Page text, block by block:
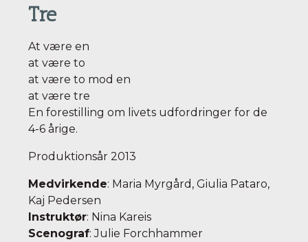
Tre
At være en
at være to
at være to mod en
at være tre
En forestilling om livets udfordringer for de
4-6 årige.
Produktionsår 2013
Medvirkende: Maria Myrgård, Giulia Pataro,
Kaj Pedersen
Instruktør: Nina Kareis
Scenograf: Julie Forchhammer